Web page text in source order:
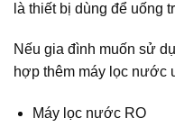
là thiết bị dùng để uống
Nếu gia đình muốn sử
hợp thêm máy lọc nước
Máy lọc nước RO